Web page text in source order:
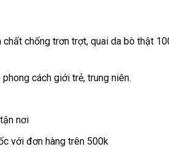
chống trơn trợt, quai da bò thật
cách giới trẻ, trung niên.
nơi
với đơn hàng trên 500k